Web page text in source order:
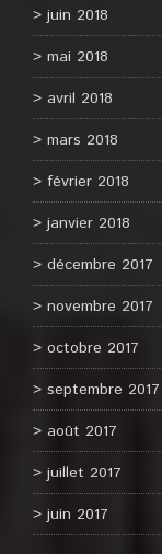
juin 2018
mai 2018
avril 2018
mars 2018
février 2018
janvier 2018
décembre 2017
novembre 2017
octobre 2017
septembre 2017
août 2017
juillet 2017
juin 2017